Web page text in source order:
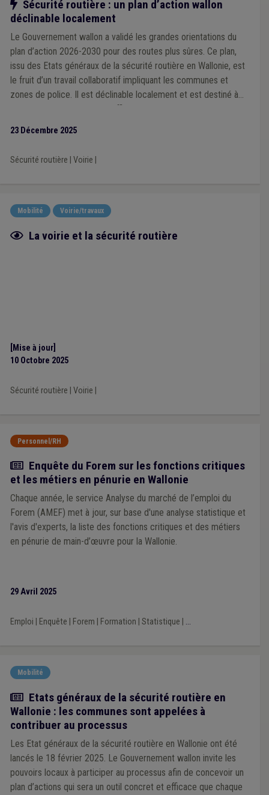
Notre action
Sécurité routière : un plan d’action wallon
déclinable localement
Le Gouvernement wallon a validé les grandes orientations du
plan d’action 2026-2030 pour des routes plus sûres. Ce plan,
issu des Etats généraux de la sécurité routière en Wallonie, est
le fruit d’un travail collaboratif impliquant les communes et
zones de police. Il est déclinable localement et est destiné à
devenir un outil concret et efficace que chaque ville et
23 Décembre 2025
Sécurité routière Voirie
Mobilité Voirie/travaux
Fiche focus
La voirie et la sécurité routière
[Mise à jour]
10 Octobre 2025
Sécurité routière Voirie
Personnel/RH
Actualité
Enquête du Forem sur les fonctions critiques
et les métiers en pénurie en Wallonie
Chaque année, le service Analyse du marché de l’emploi du
Forem (AMEF) met à jour, sur base d'une analyse statistique et
l'avis d'experts, la liste des fonctions critiques et des métiers
en pénurie de main-d’œuvre pour la Wallonie.
29 Avril 2025
Emploi Enquête Forem Formation Statistique ...
Mobilité
Actualité
Etats généraux de la sécurité routière en
Wallonie : les communes sont appelées à
contribuer au processus
Les Etat généraux de la sécurité routière en Wallonie ont été
lancés le 18 février 2025. Le Gouvernement wallon invite les
pouvoirs locaux à participer au processus afin de concevoir un
plan d’actions qui sera un outil concret et efficace que chaque